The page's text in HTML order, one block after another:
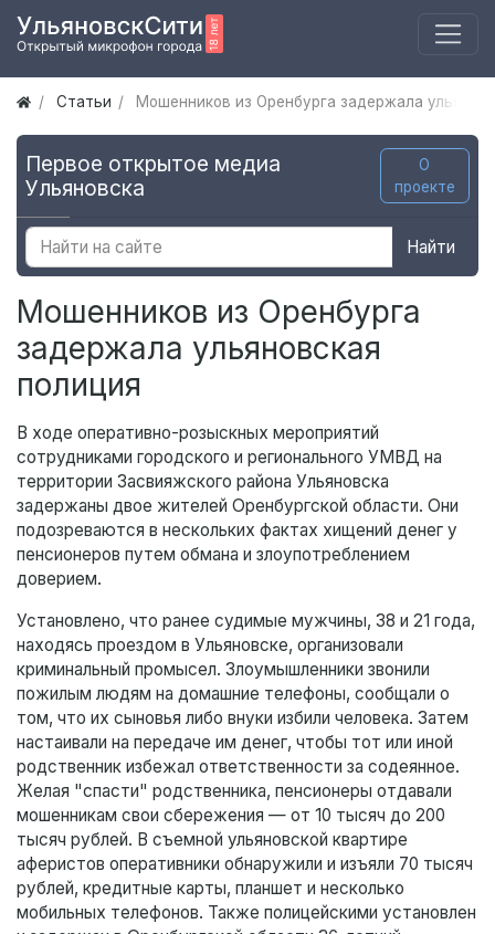
Статьи Мошенников из Оренбурга задержала
Первое открытое медиа
Ульяновска
О
проекте
Найти
Мошенников из Оренбурга
задержала ульяновская
полиция
В ходе оперативно-розыскных мероприятий
сотрудниками городского и регионального УМВД на
территории Засвияжского района Ульяновска
задержаны двое жителей Оренбургской области. Они
подозреваются в нескольких фактах хищений денег у
пенсионеров путем обмана и злоупотреблением
доверием.
Установлено, что ранее судимые мужчины, 38 и 21 года,
находясь проездом в Ульяновске, организовали
криминальный промысел. Злоумышленники звонили
пожилым людям на домашние телефоны, сообщали о
том, что их сыновья либо внуки избили человека. Затем
настаивали на передаче им денег, чтобы тот или иной
родственник избежал ответственности за содеянное.
Желая "спасти" родственника, пенсионеры отдавали
мошенникам свои сбережения — от 10 тысяч до 200
тысяч рублей. В съемной ульяновской квартире
аферистов оперативники обнаружили и изъяли 70 тысяч
рублей, кредитные карты, планшет и несколько
мобильных телефонов. Также полицейскими установлен